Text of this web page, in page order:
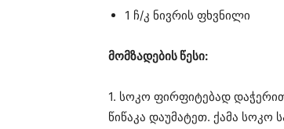
1 ჩ/კ ნივრის ფხვნილი
მომზადების წესი:
1. სოკო ფირფიტებად
წიწაკა დაუმატეთ. ქამა